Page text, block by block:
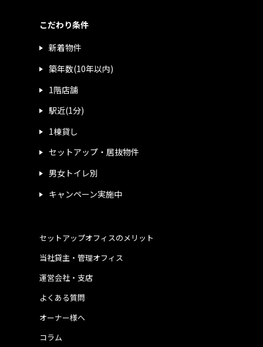
こだわり条件
新着物件
築年数(10年以内)
1階店舗
駅近(1分)
1棟貸し
セットアップ・居抜物件
男女トイレ別
キャンペーン実施中
運営会社・支店
よくある質問
当社貸主・管理オフィス
オーナー様へ
コラム
セットアップオフィスのメリット